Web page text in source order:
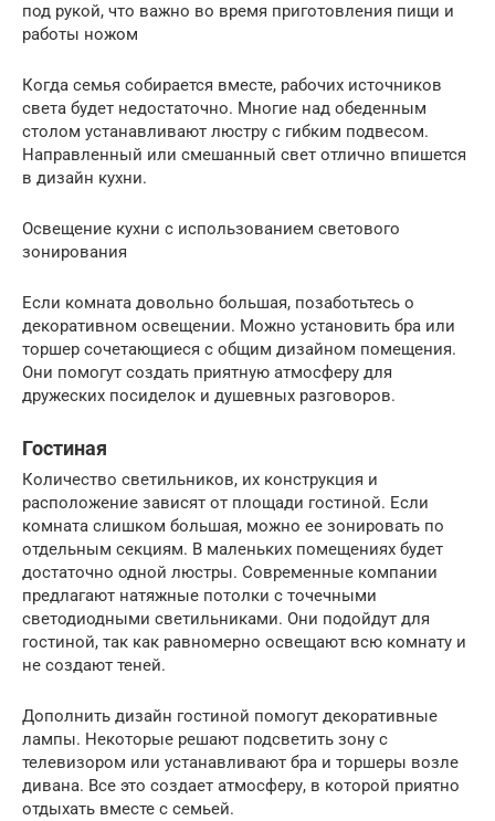
под рукой, что важно во время приготовления пищи и
работы ножом
Когда семья собирается вместе, рабочих источников
света будет недостаточно. Многие над обеденным
столом устанавливают люстру с гибким подвесом.
Направленный или смешанный свет отлично впишется
в дизайн кухни.
Освещение кухни с использованием светового
зонирования
Если комната довольно большая, позаботьтесь о
декоративном освещении. Можно установить бра или
торшер сочетающиеся с общим дизайном помещения.
Они помогут создать приятную атмосферу для
дружеских посиделок и душевных разговоров.
Гостиная
Количество светильников, их конструкция и
расположение зависят от площади гостиной. Если
комната слишком большая, можно ее зонировать по
отдельным секциям. В маленьких помещениях будет
достаточно одной люстры. Современные компании
предлагают натяжные потолки с точечными
светодиодными светильниками. Они подойдут для
гостиной, так как равномерно освещают всю комнату и
не создают теней.
Дополнить дизайн гостиной помогут декоративные
лампы. Некоторые решают подсветить зону с
телевизором или устанавливают бра и торшеры возле
дивана. Все это создает атмосферу, в которой приятно
отдыхать вместе с семьей.